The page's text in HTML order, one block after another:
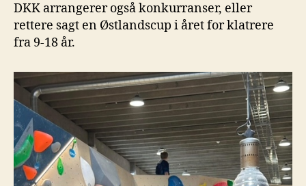
DKK arrangerer også konkurranser, eller
rettere sagt en Østlandscup i året for klatrere
fra 9-18 år.